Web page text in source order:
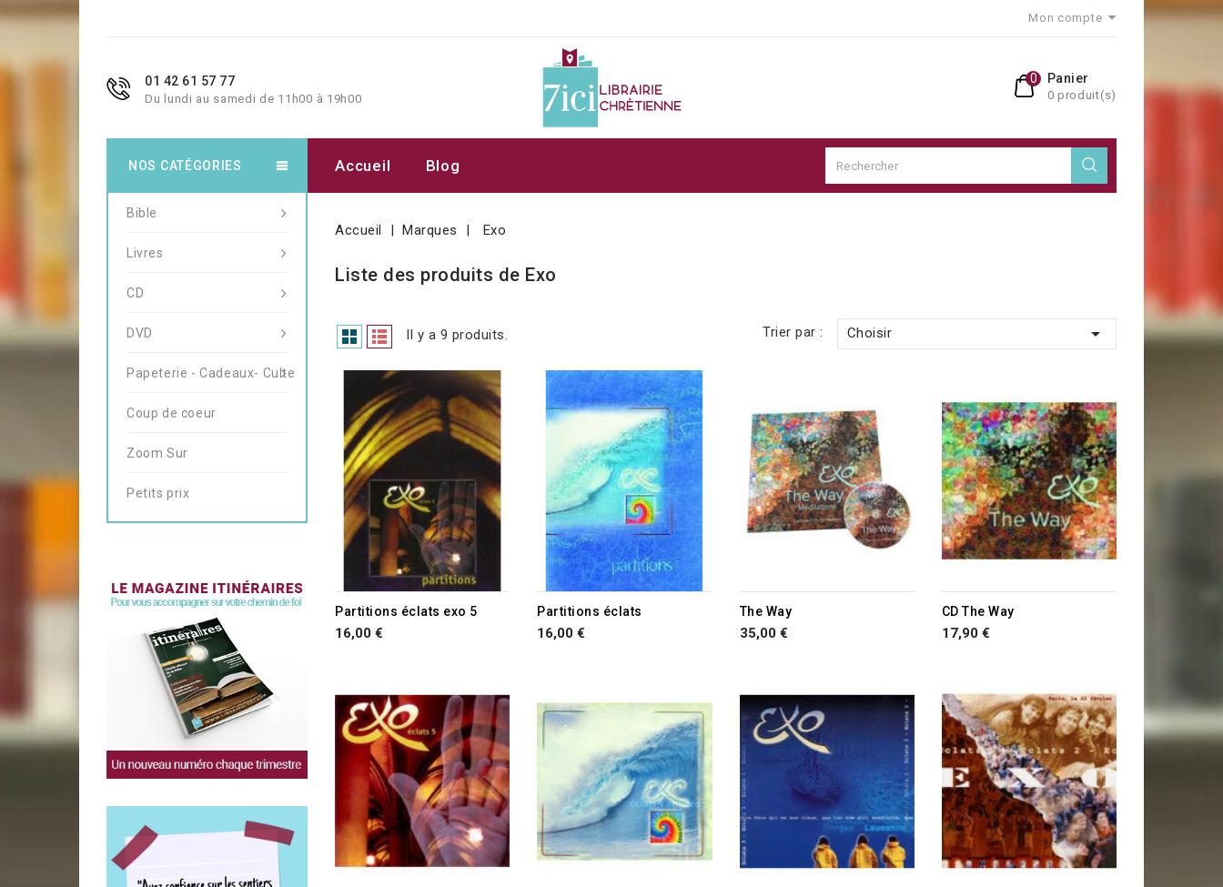
Mon compte
01 42 61 57 77
Du lundi au samedi de 11h00 à 19h00
Panier
0 produit(s)
0
Accueil Blog
NOS CATÉGORIES
Bible
Livres
CD
DVD
Papeterie - Cadeaux- Culte
Coup de coeur
Zoom Sur
Petits prix
Accueil Marques Exo
Liste des produits de Exo
Il y a 9 produits. Trier par : Choisir 
Partitions éclats exo 5
16,00 €
Partitions éclats
16,00 €
The Way
35,00 €
CD The Way
17,90 €